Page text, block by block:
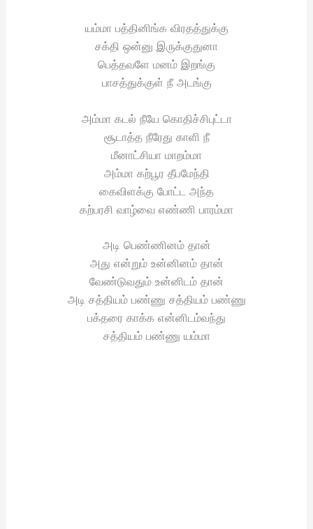
யம்மா பத்தினிங்க விரதத்துக்கு
சக்தி ஒன்னு இருக்குதுனா
பெத்தவளே மனம் இறங்கு
பாசத்துக்குள் நீ அடங்கு
அம்மா கடல் நீயே கொதிச்சிபுட்டா
சூடாத்த நீரேது காளி நீ
மீனாட்சியா மாறம்மா
அம்மா கற்பூர தீபமேந்தி
கைவிளக்கு போட்ட அந்த
கற்பரசி வாழ்வை எண்ணி பாரம்மா
அடி பெண்ணினம் தான்
அது என்றும் உன்னினம் தான்
வேண்டுவதும் உன்னிடம் தான்
அடி சத்தியம் பண்ணு சத்தியம் பண்ணு
பக்தரை காக்க என்னிடம்வந்து
சத்தியம் பண்ணு யம்மா